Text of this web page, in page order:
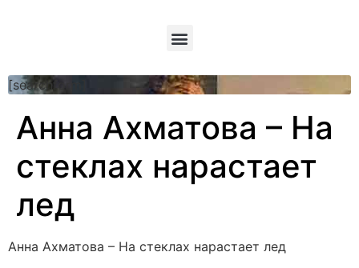
[searchform]
Анна Ахматова – На
стеклах нарастает
лед
Анна Ахматова – На стеклах нарастает лед